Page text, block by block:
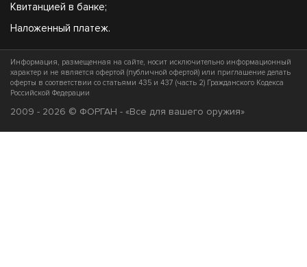
Квитанцией в банке;
Наложенный платеж.
Информация, размещенная на сайте, носит исключительно информационный
характер и не является офертой (публичной офертой) или приглашение делать
оферты в соответствии со статьями 435 и 437 (часть 2) Гражданского Кодекса
Российской Федерации
2009 - 2026 © ФОРГАН - «Все для вашего оружия»